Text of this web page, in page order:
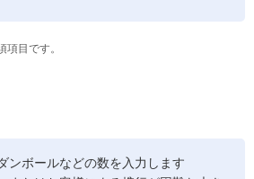
項目です。
ンボールなどの数を入力します